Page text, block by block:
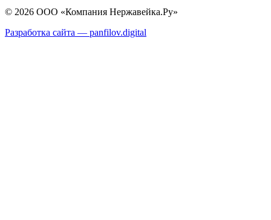
© 2026 ООО «Компания Нержавейка.Ру»
Разработка сайта — panfilov.digital